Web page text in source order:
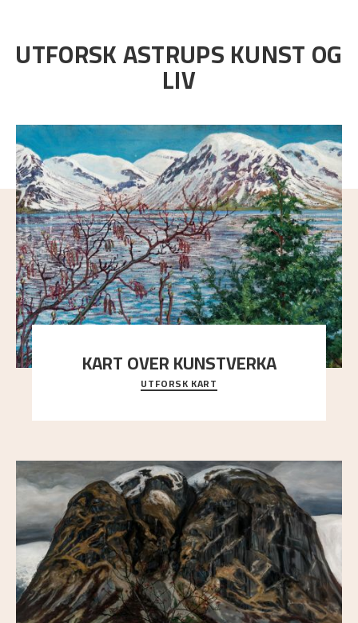
UTFORSK ASTRUPS KUNST OG
LIV
KART OVER KUNSTVERKA
Utforsk stedene og utsiktene i Astrups malerier
UTFORSK KART